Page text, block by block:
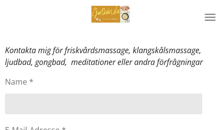
Kontakta mig för friskvårdsmassage, klangskålsmassage,
ljudbad, gongbad, meditationer eller andra förfrågningar
Name *